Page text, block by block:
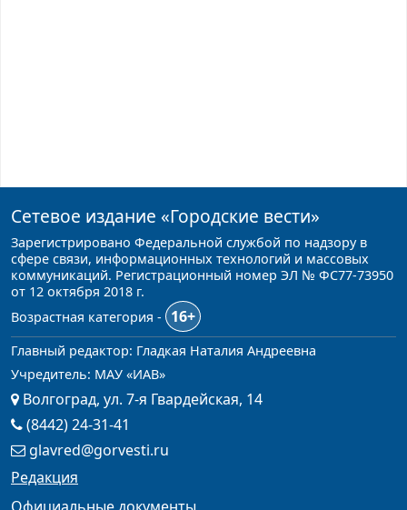
Сетевое издание «Городские вести»
Зарегистрировано Федеральной службой по надзору в
сфере связи, информационных технологий и массовых
коммуникаций. Регистрационный номер ЭЛ № ФС77-73950
от 12 октября 2018 г.
Возрастная категория -
16+
Главный редактор: Гладкая Наталия Андреевна
Учредитель: МАУ «ИАВ»
Волгоград, ул. 7-я Гвардейская, 14
(8442) 24-31-41
glavred@gorvesti.ru
Редакция